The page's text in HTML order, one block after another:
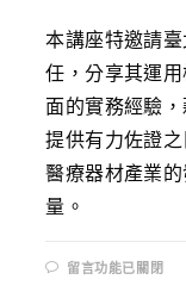
本講座特邀請
任，分享其運
面的實務經驗
提供有力佐證
醫療器材產業
量。
留言功能已關閉